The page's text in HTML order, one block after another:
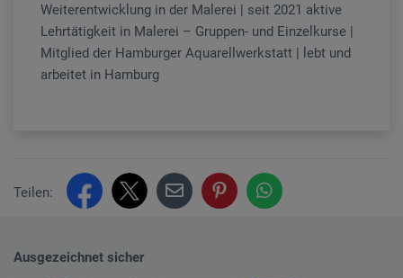
Weiterentwicklung in der Malerei | seit 2021 aktive
Lehrtätigkeit in Malerei – Gruppen- und Einzelkurse |
Mitglied der Hamburger Aquarellwerkstatt | lebt und
arbeitet in Hamburg
Teilen:
Ausgezeichnet sicher